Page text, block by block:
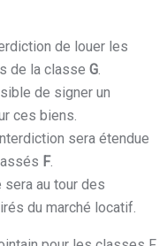
de louer les
de la classe G.
de signer un
ces biens.
sera étendue
F.
sera au tour des
du marché locatif.